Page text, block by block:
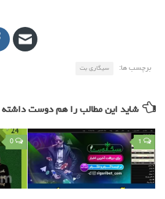
برچسب ها: سیگاری بت
شاید این مطالب را هم دوست داشته
1
0